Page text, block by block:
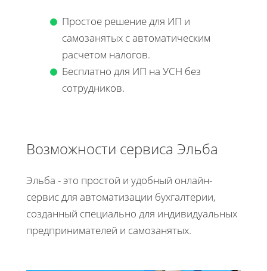
Простое решение для ИП и
самозанятых с автоматическим
расчетом налогов.
Бесплатно для ИП на УСН без
сотрудников.
Возможности сервиса Эльба
Эльба - это простой и удобный онлайн-
сервис для автоматизации бухгалтерии,
созданный специально для индивидуальных
предпринимателей и самозанятых.